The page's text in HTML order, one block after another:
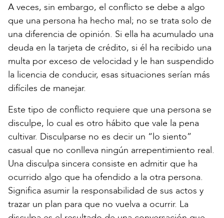
A veces, sin embargo, el conflicto se debe a algo
que una persona ha hecho mal; no se trata solo de
una diferencia de opinión. Si ella ha acumulado una
deuda en la tarjeta de crédito, si él ha recibido una
multa por exceso de velocidad y le han suspendido
la licencia de conducir, esas situaciones serían más
difíciles de manejar.
Este tipo de conflicto requiere que una persona se
disculpe, lo cual es otro hábito que vale la pena
cultivar. Disculparse no es decir un “lo siento”
casual que no conlleva ningún arrepentimiento real.
Una disculpa sincera consiste en admitir que ha
ocurrido algo que ha ofendido a la otra persona.
Significa asumir la responsabilidad de sus actos y
trazar un plan para que no vuelva a ocurrir. La